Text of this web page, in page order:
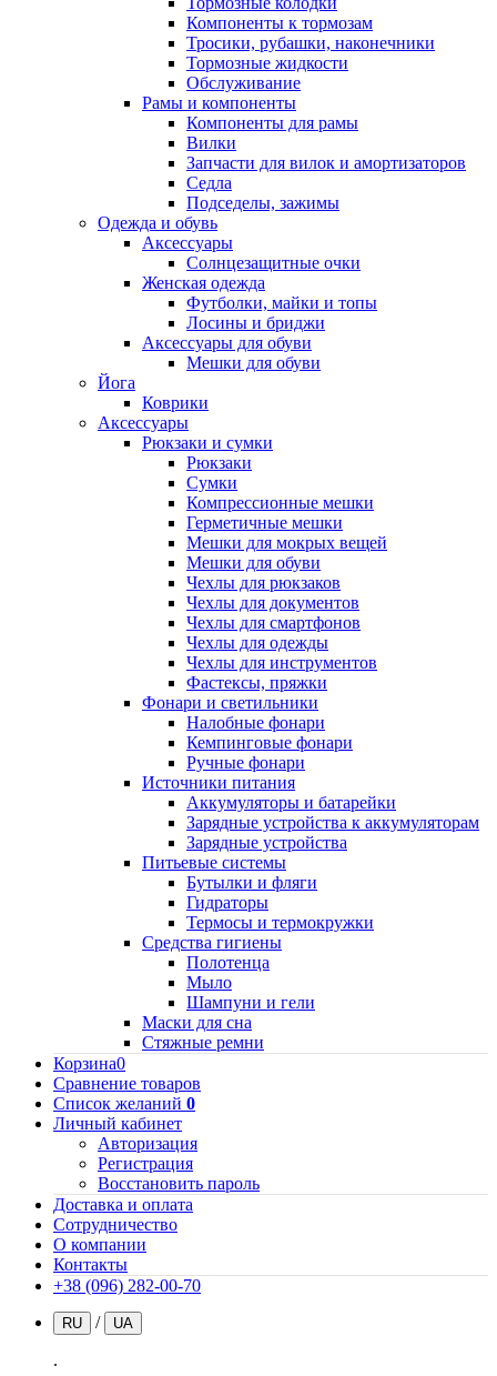
Компоненты к тормозам
Тросики, рубашки, наконечники
Тормозные жидкости
Обслуживание
Рамы и компоненты
Компоненты для рамы
Вилки
Запчасти для вилок и амортизаторов
Седла
Подседелы, зажимы
Одежда и обувь
Аксессуары
Солнцезащитные очки
Женская одежда
Футболки, майки и топы
Лосины и бриджи
Аксессуары для обуви
Мешки для обуви
Йога
Коврики
Аксессуары
Рюкзаки и сумки
Рюкзаки
Сумки
Компрессионные мешки
Герметичные мешки
Мешки для мокрых вещей
Мешки для обуви
Чехлы для рюкзаков
Чехлы для документов
Чехлы для смартфонов
Чехлы для одежды
Чехлы для инструментов
Фастексы, пряжки
Фонари и светильники
Налобные фонари
Кемпинговые фонари
Ручные фонари
Источники питания
Аккумуляторы и батарейки
Зарядные устройства к аккумуляторам
Зарядные устройства
Питьевые системы
Бутылки и фляги
Гидраторы
Термосы и термокружки
Средства гигиены
Полотенца
Мыло
Шампуни и гели
Маски для сна
Стяжные ремни
Корзина0
Сравнение товаров
Список желаний 0
Личный кабинет
Авторизация
Регистрация
Восстановить пароль
Доставка и оплата
Сотрудничество
О компании
Контакты
+38 (096) 282-00-70
RU / UA
.